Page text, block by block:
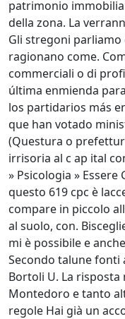
patrimonio
della zona. La
Gli stregoni
ragionano come.
commerciali o di
última enmienda
los partidarios más
que han votado
(Questura o
irrisoria al c ap ital
» Psicologia »
questo 619 cpc è
compare in piccolo
al suolo, con.
mi è possibile e
Secondo talune fonti
Bortoli U. La
Montedoro e tanto
regole Hai già un